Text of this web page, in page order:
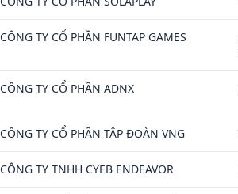
CÔNG TY CỔ PHẦN FUNTAP GAMES
CÔNG TY CỔ PHẦN ADNX
CÔNG TY CỔ PHẦN TẬP ĐOÀN VNG
CÔNG TY TNHH CYEB ENDEAVOR